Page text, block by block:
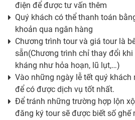
điện để được tư vấn thêm
Quý khách có thể thanh toán
khoản qua ngân hàng
Chương trình tour và giá tour là
sẵn(Chương trình chỉ thay đổi
kháng như hỏa hoạn, lũ lụt,…)
Vào những ngày lễ tết quý khách
để có được dịch vụ tốt nhất.
Để tránh những trường hợp lộn
đăng ký tour sẽ được biết số ghế